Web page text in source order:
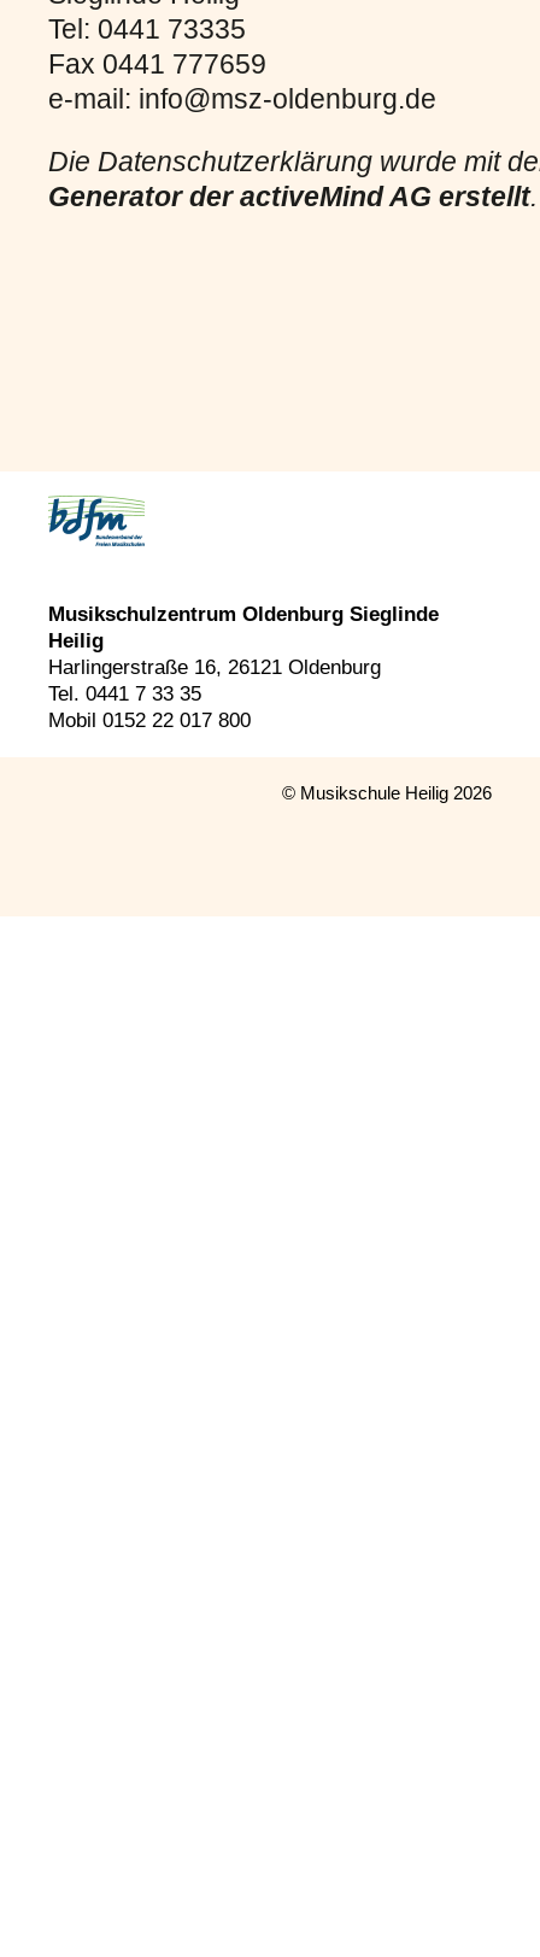
Tel: 0441 73335
Fax 0441 777659
e-mail: info@msz-oldenburg.de
Die Datenschutzerklärung wurde mit
Generator der activeMind AG erstellt.
Musikschulzentrum Oldenburg Sieglinde
Heilig
Harlingerstraße 16, 26121 Oldenburg
Tel. 0441 7 33 35
Mobil 0152 22 017 800
© Musikschule Heilig 2026